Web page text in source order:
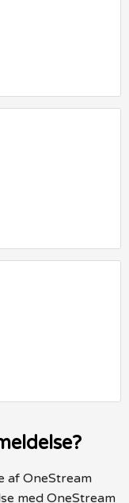
af OneStream
med OneStream